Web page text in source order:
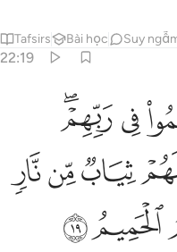
Tafsirs Bài học Suy
22:19
كفروا قطعت لهم ثياب
فَٱلَّذِينَ كَفَرُوا۟
ﲓﲔﲕ
ﲚﲛﲜ
ﲡﲢ